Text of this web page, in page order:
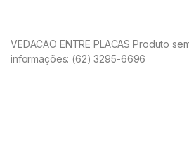
VEDACAO ENTRE PLACAS Produto
informações: (62) 3295-6696